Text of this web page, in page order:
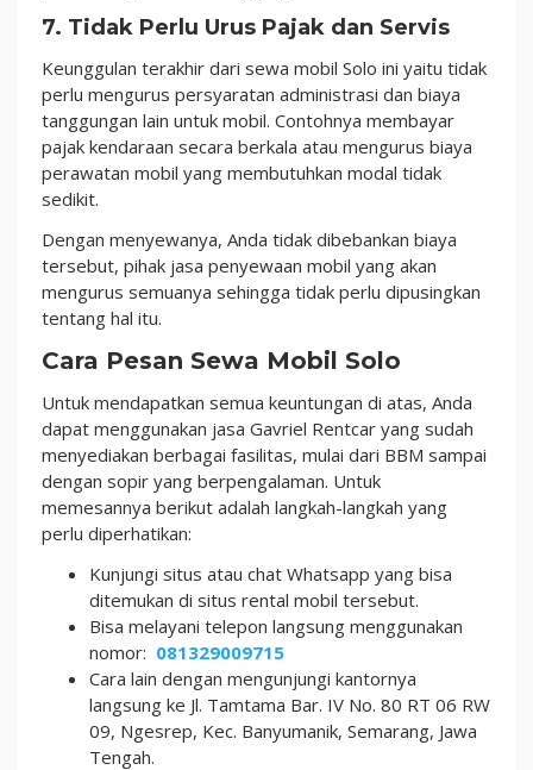
7. Tidak Perlu Urus Pajak dan Servis
Keunggulan terakhir dari sewa mobil Solo ini yaitu tidak
perlu mengurus persyaratan administrasi dan biaya
tanggungan lain untuk mobil. Contohnya membayar
pajak kendaraan secara berkala atau mengurus biaya
perawatan mobil yang membutuhkan modal tidak
sedikit.
Dengan menyewanya, Anda tidak dibebankan biaya
tersebut, pihak jasa penyewaan mobil yang akan
mengurus semuanya sehingga tidak perlu dipusingkan
tentang hal itu.
Cara Pesan Sewa Mobil Solo
Untuk mendapatkan semua keuntungan di atas, Anda
dapat menggunakan jasa Gavriel Rentcar yang sudah
menyediakan berbagai fasilitas, mulai dari BBM sampai
dengan sopir yang berpengalaman. Untuk
memesannya berikut adalah langkah-langkah yang
perlu diperhatikan:
Kunjungi situs atau chat Whatsapp yang bisa
ditemukan di situs rental mobil tersebut.
Bisa melayani telepon langsung menggunakan
nomor: 081329009715
Cara lain dengan mengunjungi kantornya
langsung ke Jl. Tamtama Bar. IV No. 80 RT 06 RW
09, Ngesrep, Kec. Banyumanik, Semarang, Jawa
Tengah.